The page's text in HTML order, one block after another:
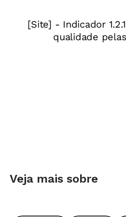
as indígenas. Além disso,
ensinada como uma série
março. Outra saída é usar
movimento feminista
Veja mais sobre